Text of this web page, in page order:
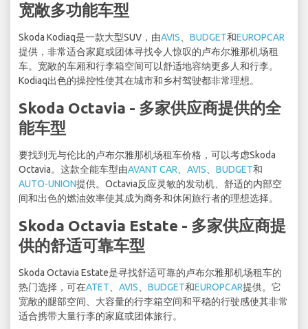
宽敞多功能车型
Skoda Kodiaq是一款大型SUV，由AVIS BUDGET和EUROPCAR
提供，非常适合家庭或团体寻找令人惊叹的卢布尔雅那机场租
车。宽敞的车厢和行李箱空间可以舒适地容纳更多人和行李。
Kodiaq出色的操控性使其在城市和乡村驾驶都非常理想。
Skoda Octavia - 多家供应商提供的全
能车型
要找到无与伦比的卢布尔雅那机场租车价格，可以考虑Skoda
Octavia。这款全能车型由AVANT CAR AVIS BUDGET和
AUTO-UNION提供。Octavia反应灵敏的发动机、舒适的内部空
间和出色的燃油效率使其成为商务和休闲旅行者的理想选择。
Skoda Octavia Estate - 多家供应商提
供的舒适可靠车型
Skoda Octavia Estate是寻找舒适可靠的卢布尔雅那机场租车的
热门选择，可在ATET AVIS BUDGET和EUROPCAR提供。它
宽敞的腿部空间、大容量的行李箱空间和平稳的行驶感使其非常
适合携带大量行李的家庭或团体旅行。